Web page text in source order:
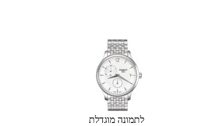
לתמונה מוגדלת